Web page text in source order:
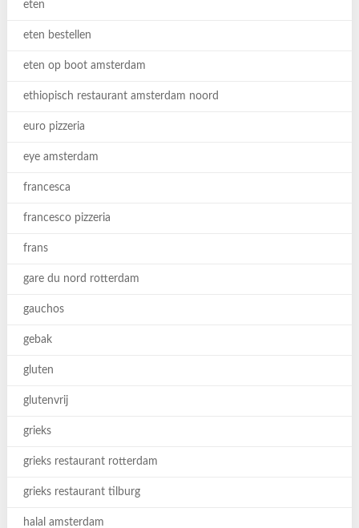
eten
eten bestellen
eten op boot amsterdam
ethiopisch restaurant amsterdam noord
euro pizzeria
eye amsterdam
francesca
francesco pizzeria
frans
gare du nord rotterdam
gauchos
gebak
gluten
glutenvrij
grieks
grieks restaurant rotterdam
grieks restaurant tilburg
halal amsterdam